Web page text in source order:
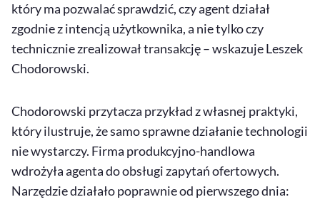
który ma pozwalać sprawdzić, czy agent działał
zgodnie z intencją użytkownika, a nie tylko czy
technicznie zrealizował transakcję – wskazuje Leszek
Chodorowski.
Chodorowski przytacza przykład z własnej praktyki,
który ilustruje, że samo sprawne działanie technologii
nie wystarczy. Firma produkcyjno-handlowa
wdrożyła agenta do obsługi zapytań ofertowych.
Narzędzie działało poprawnie od pierwszego dnia: